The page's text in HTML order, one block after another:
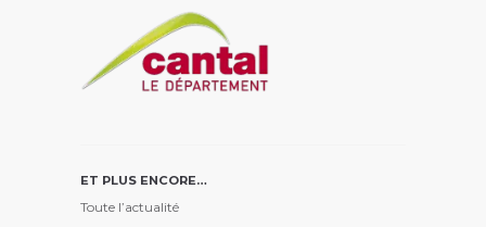
ET PLUS ENCORE…
Toute l’actualité